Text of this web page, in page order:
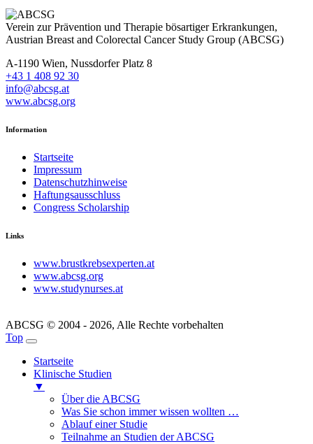
Verein zur Prävention und Therapie bösartiger Erkrankungen,
Austrian Breast and Colorectal Cancer Study Group (ABCSG)
A-1190 Wien, Nussdorfer Platz 8
+43 1 408 92 30
info@abcsg.at
www.abcsg.org
Information
Startseite
Impressum
Datenschutzhinweise
Haftungsausschluss
Congress Scholarship
Links
www.brustkrebsexperten.at
www.abcsg.org
www.studynurses.at
ABCSG © 2004 - 2026, Alle Rechte vorbehalten
Top
Startseite
Klinische Studien
▼
Über die ABCSG
Was Sie schon immer wissen wollten …
Ablauf einer Studie
Teilnahme an Studien der ABCSG